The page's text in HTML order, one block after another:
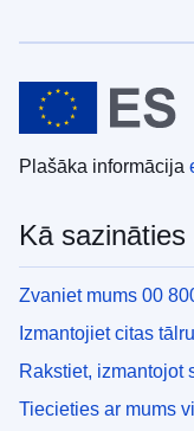
Plašāka informācija
Kā sazināties
Zvaniet mums 00
Izmantojiet citas
Rakstiet, izmantojot
Tiecieties ar mums